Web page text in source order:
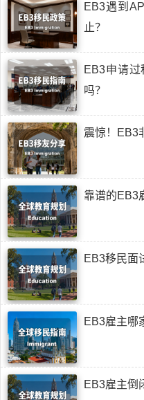
EB3遇到
止？
EB3申请
吗？
震惊！EB3
靠谱的EB3
EB3移民面
EB3雇主哪
EB3雇主倒